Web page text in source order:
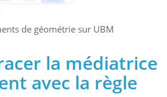
de géométrie sur UBM
la médiatrice
avec la règle